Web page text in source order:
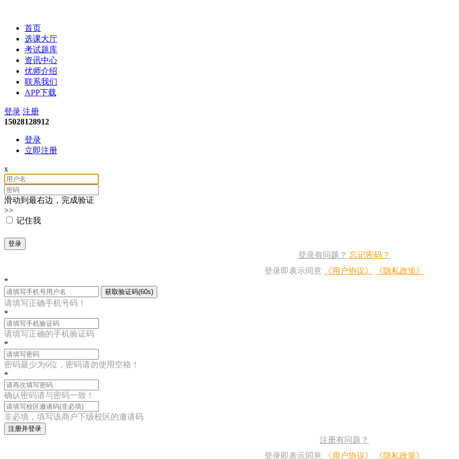
首页
选课大厅
考试题库
资讯中心
优师介绍
联系我们
APP下载
登录 注册
15028128912
登录
立即注册
x
滑动到最右边，完成验证
>>
记住我
登录
登录有问题？ 忘记密码？
登录即表示同意
《用户协议》
《隐私政策》
*
获取验证码(60s)
请填写正确手机号码！
*
请填写正确的手机验证码
*
密码最少为6位，密码请勿使用空格！
*
确认密码请与密码一致！
非必填，填写该商户下级校区的邀请码
注册并登录
注册有问题？
登录即表示同意
《用户协议》 《隐私政策》